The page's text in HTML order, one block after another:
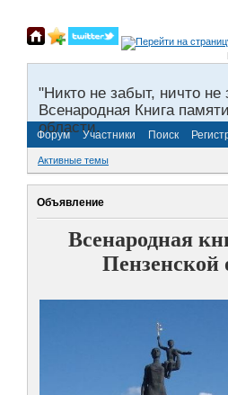
"Никто не забыт, ничто не
Всенародная Книга
области.
Форум Участники Поиск
Активные темы
Объявление
Всенародная
Пензенской